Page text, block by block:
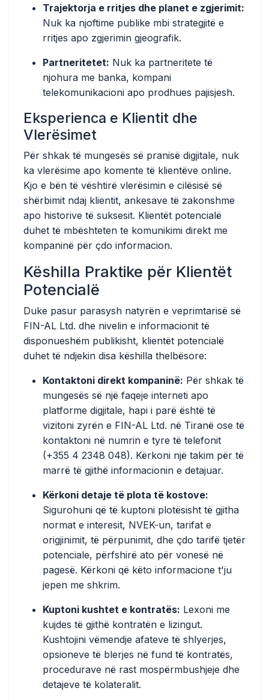
Trajektorja e rritjes dhe planet e zgjerimit:
Nuk ka njoftime publike mbi strategjitë e
rritjes apo zgjerimin gjeografik.
Partneritetet: Nuk ka partneritete të
njohura me banka, kompani
telekomunikacioni apo prodhues pajisjesh.
Eksperienca e Klientit dhe
Vlerësimet
Për shkak të mungesës së pranisë digjitale, nuk
ka vlerësime apo komente të klientëve online.
Kjo e bën të vështirë vlerësimin e cilësisë së
shërbimit ndaj klientit, ankesave të zakonshme
apo historive të suksesit. Klientët potencialë
duhet të mbështeten te komunikimi direkt me
kompaninë për çdo informacion.
Këshilla Praktike për Klientët
Potencialë
Duke pasur parasysh natyrën e veprimtarisë së
FIN-AL Ltd. dhe nivelin e informacionit të
disponueshëm publikisht, klientët potencialë
duhet të ndjekin disa këshilla thelbësore:
Kontaktoni direkt kompaninë: Për shkak të
mungesës së një faqeje interneti apo
platforme digjitale, hapi i parë është të
vizitoni zyrën e FIN-AL Ltd. në Tiranë ose të
kontaktoni në numrin e tyre të telefonit
(+355 4 2348 048). Kërkoni një takim për të
marrë të gjithë informacionin e detajuar.
Kërkoni detaje të plota të kostove:
Sigurohuni që të kuptoni plotësisht të gjitha
normat e interesit, NVEK-un, tarifat e
origjinimit, të përpunimit, dhe çdo tarifë tjetër
potenciale, përfshirë ato për vonesë në
pagesë. Kërkoni që këto informacione t'ju
jepen me shkrim.
Kuptoni kushtet e kontratës: Lexoni me
kujdes të gjithë kontratën e lizingut.
Kushtojini vëmendje afateve të shlyerjes,
opsioneve të blerjes në fund të kontratës,
procedurave në rast mospërmbushjeje dhe
detajeve të kolateralit.